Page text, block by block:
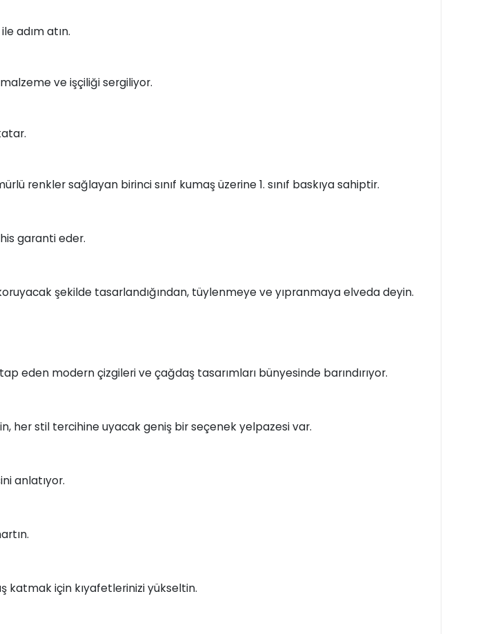
adım atın.
ve işçiliği sergiliyor.
renkler sağlayan birinci sınıf kumaş üzerine 1. sınıf baskıya sahiptir.
garanti eder.
şekilde tasarlandığından, tüylenmeye ve yıpranmaya elveda deyin.
eden modern çizgileri ve çağdaş tasarımları bünyesinde barındırıyor.
her stil tercihine uyacak geniş bir seçenek yelpazesi var.
anlatıyor.
katmak için kıyafetlerinizi yükseltin.